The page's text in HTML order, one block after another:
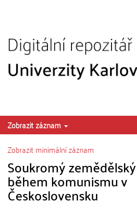
Zobrazit záznam
Zobrazit minimální záznam
Soukromý
během komunismu v
Československu